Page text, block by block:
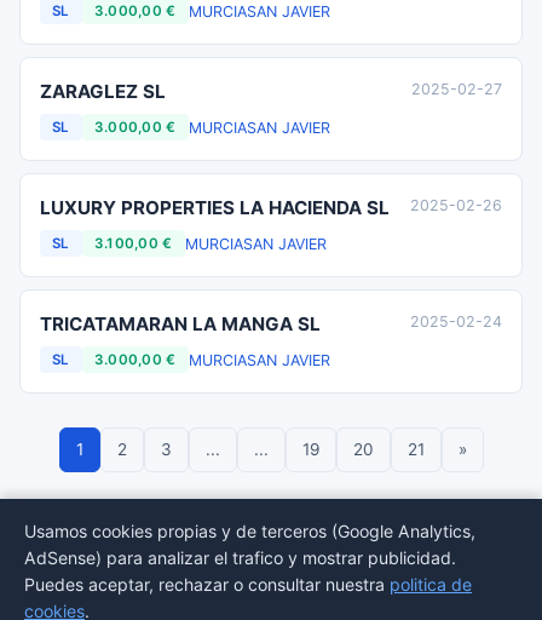
SL 3.000,00 € MURCIASAN JAVIER
ZARAGLEZ SL
SL 3.000,00 € MURCIASAN JAVIER
2025-02-27
LUXURY PROPERTIES LA HACIENDA SL
SL 3.100,00 € MURCIASAN JAVIER
2025-02-26
TRICATAMARAN LA MANGA SL
SL 3.000,00 € MURCIASAN JAVIER
2025-02-24
1 2 3 ... ... 19 20 21 »
© 2026 BORMEDirectorio — Datos publicos del Registro Mercantil
Provincias
Usamos cookies propias y de terceros (Google Analytics,
AdSense) para analizar el trafico y mostrar publicidad.
Puedes aceptar, rechazar o consultar nuestra politica de
cookies.